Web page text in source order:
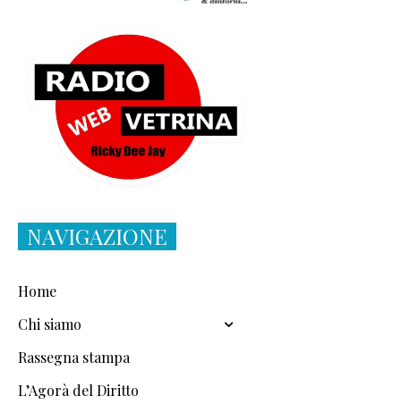
NAVIGAZIONE
Home
Chi siamo
Rassegna stampa
L’Agorà del Diritto